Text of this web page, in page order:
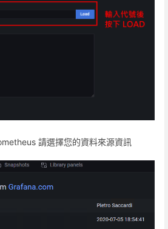
請選擇您的資料來源資訊